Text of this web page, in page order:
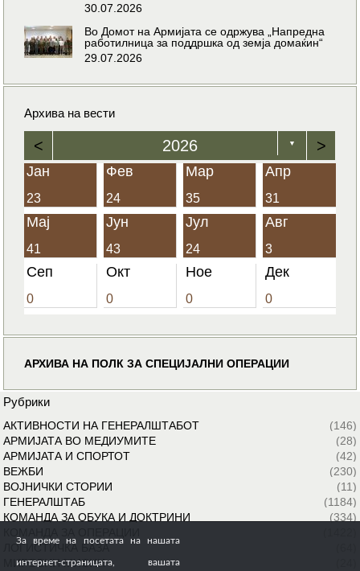
30.07.2026
Во Домот на Армијата се одржува „Напредна
работилница за поддршка од земја домаќин“
29.07.2026
Архива на вести
< 2026 ▼ >
Јан
23
Фев
24
Мар
35
Апр
31
Мај
41
Јун
43
Јул
24
Авг
3
Сеп
0
Окт
0
Ное
0
Дек
0
АРХИВА НА ПОЛК ЗА СПЕЦИЈАЛНИ ОПЕРАЦИИ
Рубрики
АКТИВНОСТИ НА ГЕНЕРАЛШТАБОТ
(146)
АРМИЈАТА ВО МЕДИУМИТЕ
(28)
АРМИЈАТА И СПОРТОТ
(42)
ВЕЖБИ
(230)
ВОЈНИЧКИ СТОРИИ
(11)
ГЕНЕРАЛШТАБ
(1184)
КОМАНДА ЗА ОБУКА И ДОКТРИНИ
(334)
ЛОГИСТИЧКА БАЗА
МИРОВНИ МИСИИ
За време на посетата на нашата
интернет-страницата, вашата